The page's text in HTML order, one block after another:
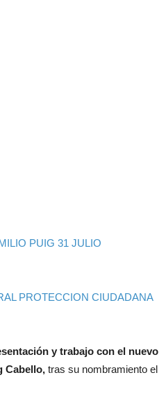
PROTECCION CIUDADANA
y trabajo con el nuevo
Cabello, tras su nombramiento el